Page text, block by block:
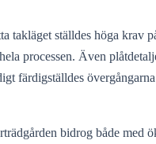
takläget ställdes höga krav
processen. Även
färdigställdes
bidrog både med